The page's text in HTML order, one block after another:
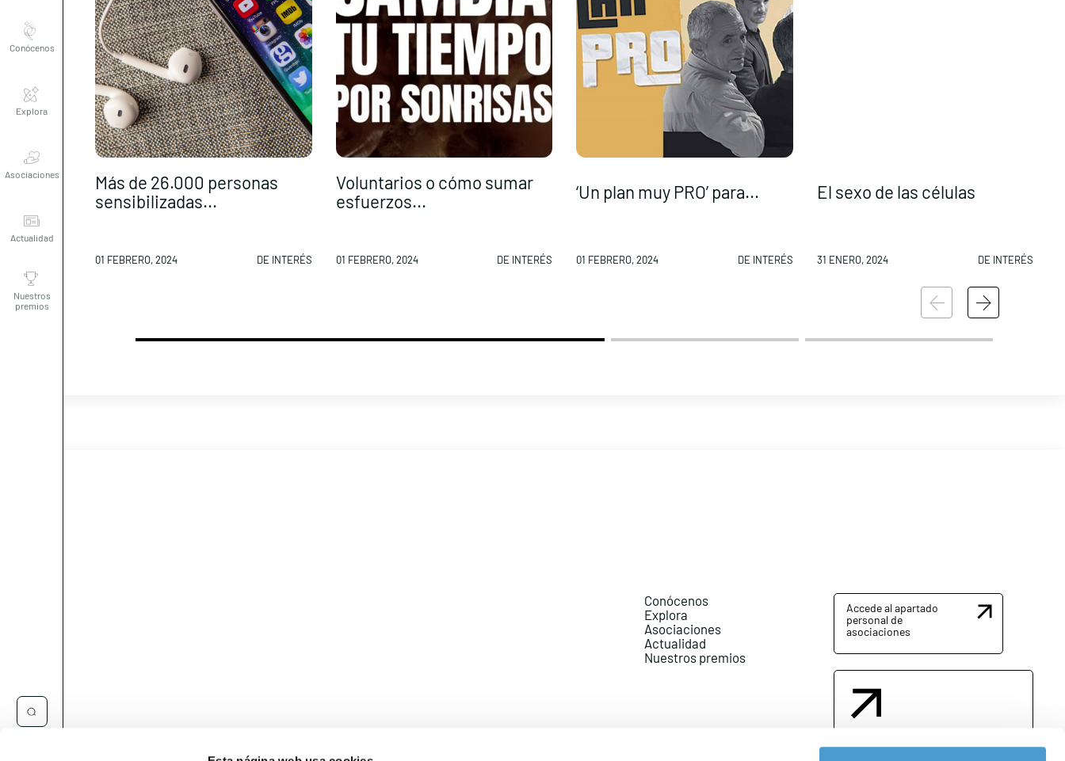
Conócenos
Explora
Asociaciones
Actualidad
Nuestros
premios
Más de 26.000 personas
sensibilizadas...
01 FEBRERO, 2024 DE INTERÉS
Voluntarios o cómo sumar
esfuerzos...
01 FEBRERO, 2024 DE INTERÉS
‘Un plan muy PRO’ para...
01 FEBRERO, 2024 DE INTERÉS
El sexo de las células
31 ENERO, 2024 DE INTERÉS
Conócenos
Explora
Asociaciones
Actualidad
Nuestros premios
Accede al apartado
personal de
asociaciones
Contacta con nosotros